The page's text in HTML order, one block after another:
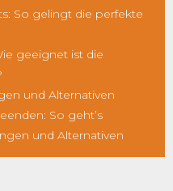
So gelingt die perfekte
geeignet ist die
und Alternativen
So geht’s
und Alternativen